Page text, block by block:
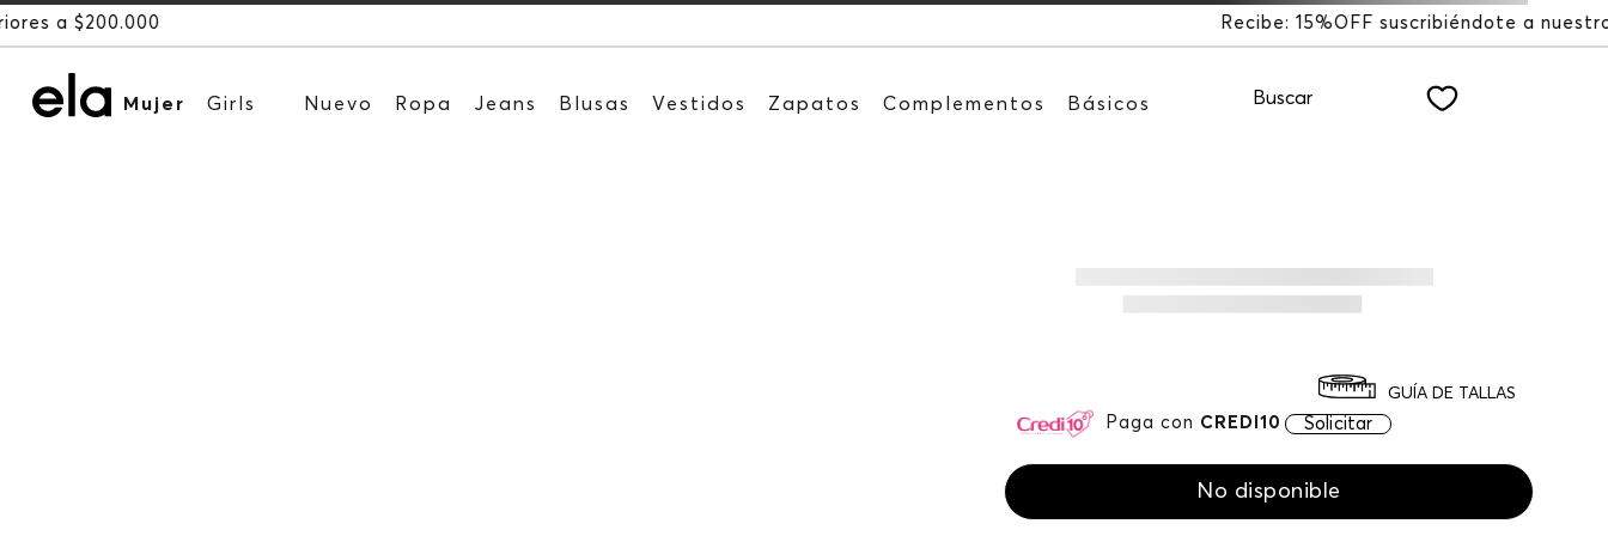
Recibe: 15%OFF suscribiéndote a nuestro NEWSLETTER
Mujer Girls Nuevo Ropa Jeans Blusas Vestidos Zapatos Complementos Básicos Buscar
Paga con CREDI10 Solicitar
GUÍA DE TALLAS
No disponible